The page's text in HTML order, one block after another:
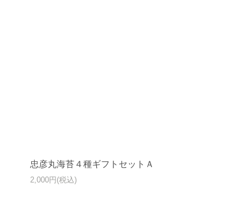
忠彦丸海苔４種ギフトセットＡ
2,000円(税込)